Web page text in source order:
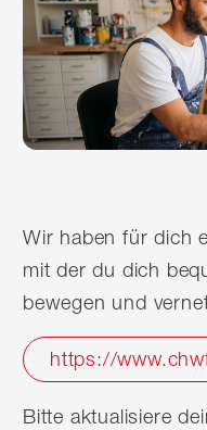
Wir haben für dich
mit der du dich
bewegen und
https://
Bitte aktualisiere